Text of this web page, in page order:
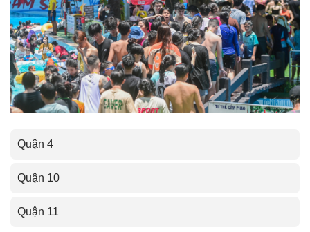
Quận 4
Quận 10
Quận 11